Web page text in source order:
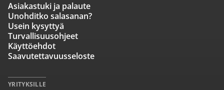
Asiakastuki ja palaute
Unohditko salasanan?
Usein kysyttyä
Turvallisuusohjeet
Käyttöehdot
Saavutettavuusseloste
YRITYKSILLE